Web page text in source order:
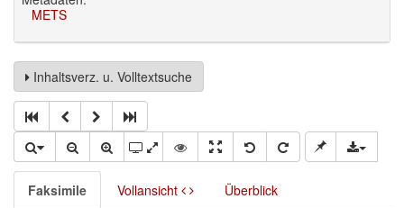
METS
Inhaltsverz. u. Volltextsuche
Faksimile Vollansicht Überblick